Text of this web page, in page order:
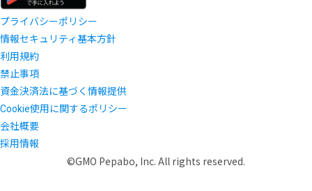
プライバシーポリシー
情報セキュリティ基本方針
利用規約
禁止事項
資金決済法に基づく情報提供
Cookie使用に関するポリシー
会社概要
採用情報
©GMO Pepabo, Inc. All rights reserved.